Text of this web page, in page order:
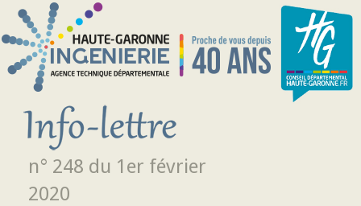
Aller au contenu principal
n° 248 du 1er février
2020